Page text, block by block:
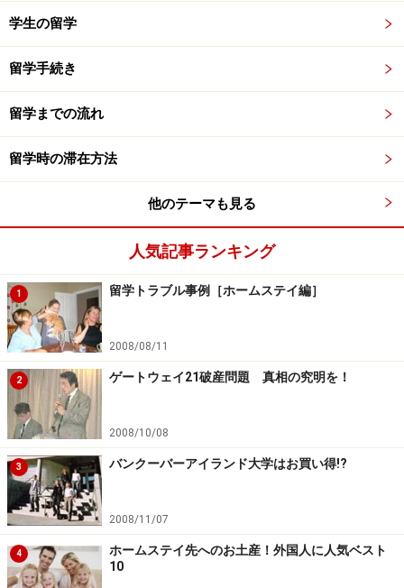
学生の留学
留学手続き
留学までの流れ
留学時の滞在方法
他のテーマも見る
人気記事ランキング
1 留学トラブル事例［ホームステイ編］
2008/08/11
2 ゲートウェイ21破産問題 真相の究明を！
2008/10/08
3 バンクーバーアイランド大学はお買い得!?
2008/11/07
4
ホームステイ先へのお土産！外国人に人気ベスト
10